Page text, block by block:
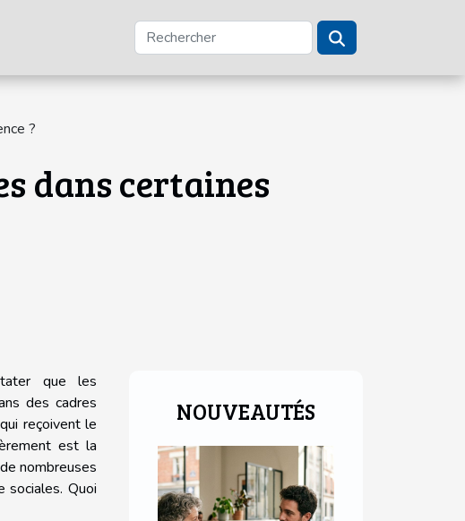
?
dans certaines
que les
des cadres
reçoivent le
est la
nombreuses
sociales. Quoi
NOUVEAUTÉS